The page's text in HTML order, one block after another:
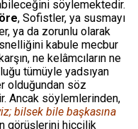
söylemektedir.
, Sofistler, ya susmayı
ya da zorunlu olarak
kabule mecbur
ne kelâmcıların ne
tümüyle yadsıyan
olduğundan söz
Ancak söylemlerinden,
bilsek bile başkasına
görüşlerini hiççilik